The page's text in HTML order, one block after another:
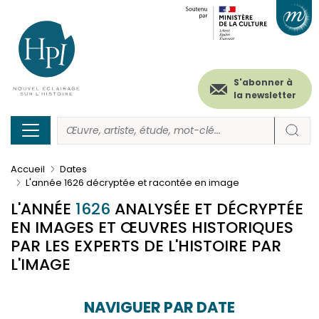
contenu
principal
Menu
secondaire
(header)
S'abonner à
la newsletter
Accueil
Dates
L'année 1626 décryptée et racontée en image
L'ANNÉE 1626 ANALYSÉE ET DÉCRYPTÉE
EN IMAGES ET ŒUVRES HISTORIQUES
PAR LES EXPERTS DE L'HISTOIRE PAR
L'IMAGE
NAVIGUER PAR DATE